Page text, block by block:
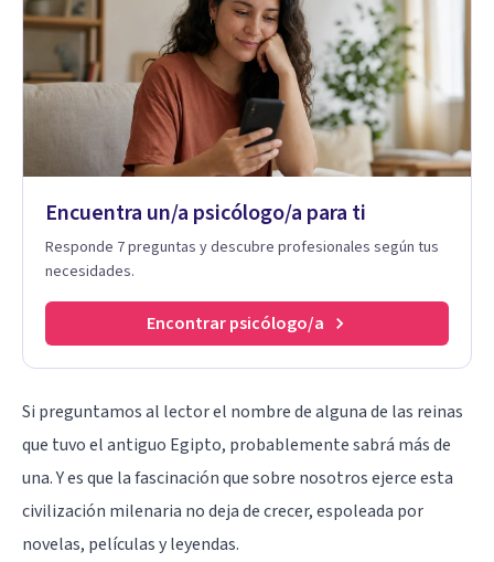
Encuentra un/a psicólogo/a para ti
Responde 7 preguntas y descubre profesionales según tus
necesidades.
Encontrar psicólogo/a
Si preguntamos al lector el nombre de alguna de las reinas
que tuvo el antiguo Egipto, probablemente sabrá más de
una. Y es que la fascinación que sobre nosotros ejerce esta
civilización milenaria no deja de crecer, espoleada por
novelas, películas y leyendas.